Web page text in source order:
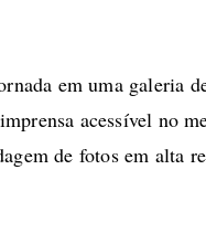
em uma galeria
acessível no
de fotos em alta